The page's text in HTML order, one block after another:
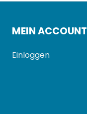
MEIN ACCOUNT
Einloggen